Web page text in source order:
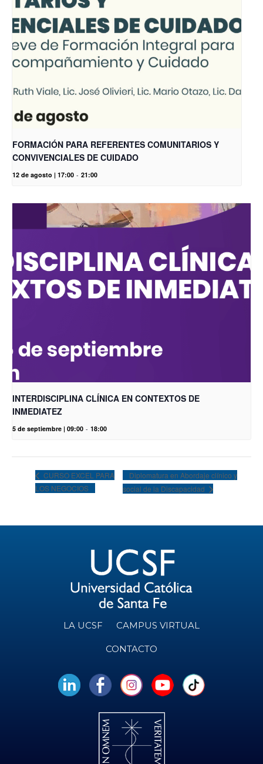
FORMACIÓN PARA REFERENTES COMUNITARIOS Y
CONVIVENCIALES DE CUIDADO
12 de agosto | 17:00 - 21:00
INTERDISCIPLINA CLÍNICA EN CONTEXTOS DE
INMEDIATEZ
5 de septiembre | 09:00 - 18:00
CURSO EXCEL PARA
LOS NEGOCIOS
Diplomatura en Abordaje clínico y
social de la Discapacidad
LA UCSF CAMPUS VIRTUAL
CONTACTO